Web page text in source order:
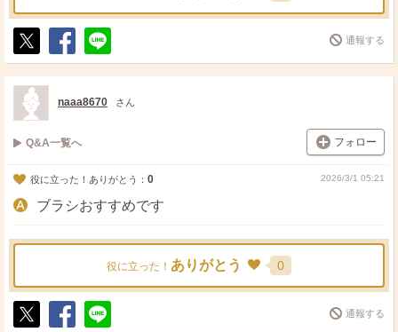
ポ
ス
ト
シ
ェ
送
る
通報する
naaa8670 さん
Q&A一覧へ フォロー
役に立った！ありがとう： 0 2026/3/1 05:21
ブラシおすすめです
役に立った！ ありがとう 0
通報する